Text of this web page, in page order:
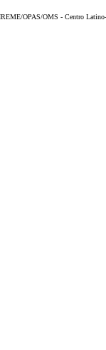
OPAS/OMS - Centro Latino-